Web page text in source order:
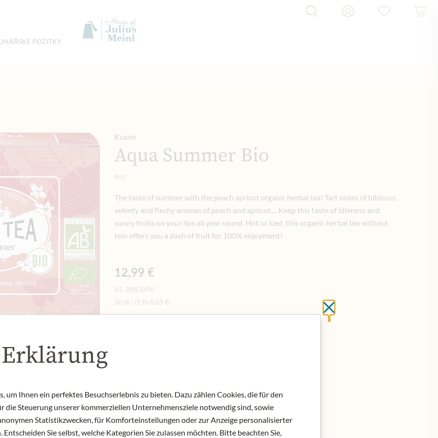
POŽITKY
Kusmi
Aqua Summer Bio
BIO
The taste of summer with the peach apricot organic herbal tea! Tart notes of hibiscus,
velvety and fleshy aromas of peach and apricot.... Keep this taste of idleness and
sunny fruits on your lips all year round. Hot or iced, this organic herbal tea without
tein offers you a dash of fruit for 100% enjoyment!
12,99 €
Vč. 20% DPH
20 tb
(1 tb 0,65 €)
Art.Nr.: 436820#1.000
Close without saving
um Ihnen ein perfektes Besuchserlebnis zu bieten. Dazu zählen Cookies, die für den
die Steuerung unserer kommerziellen Unternehmensziele notwendig sind, sowie
Statistikzwecken, für Komforteinstellungen oder zur Anzeige personalisierter
Sie selbst, welche Kategorien Sie zulassen möchten. Bitte beachten Sie,